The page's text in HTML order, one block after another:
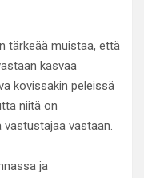
tärkeää muistaa, että
kasvaa
kovissakin peleissä
niitä on
vastaan.
ja